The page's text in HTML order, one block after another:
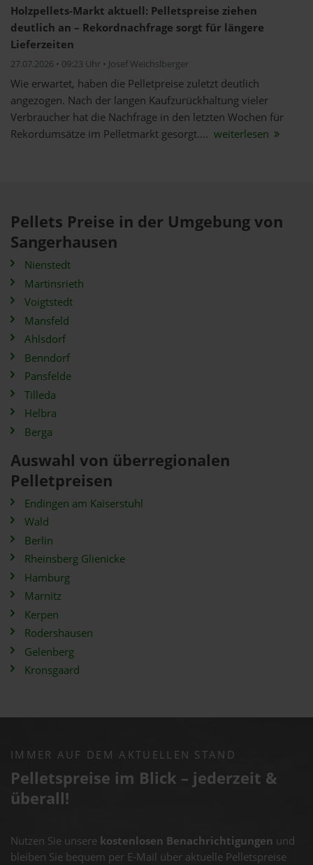
Holzpellets-Markt aktuell: Pelletspreise ziehen
deutlich an – Rekordnachfrage sorgt für längere
Lieferzeiten
27.07.2026 • 09:23 Uhr • Josef Weichslberger
Wie erwartet, haben die Pelletpreise zuletzt deutlich
angezogen. Nach der langen Kaufzurückhaltung vieler
Verbraucher hat die Nachfrage in den letzten Wochen für
Rekordumsätze im Pelletmarkt gesorgt.... weiterlesen
Pellets Preise in der Umgebung von
Sangerhausen
Nienstedt
Martinsrieth
Voigtstedt
Mansfeld
Ahlsdorf
Benndorf
Pansfelde
Tilleda
Helbra
Berga
Auswahl von überregionalen
Pelletpreisen
Endingen am Kaiserstuhl
Wald
Berlin
Rheinsberg Glienicke
Hamburg
Marnitz
Kerpen
Rodershausen
Gelenberg
Kronsgaard
IMMER AUF DEM AKTUELLEN STAND
Pelletspreise im Blick – jederzeit &
überall!
Nutzen Sie unsere kostenlosen Benachrichtigungen und
bleiben Sie bequem per E-Mail über aktuelle Pelletspreise